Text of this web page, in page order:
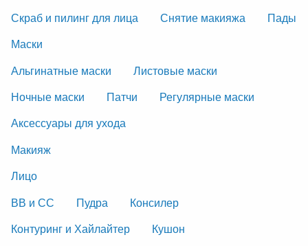
Скраб и пилинг для лица
Снятие макияжа
Пады
Маски
Альгинатные маски
Листовые маски
Ночные маски
Патчи
Регулярные маски
Аксессуары для ухода
Макияж
Лицо
ВВ и СС
Пудра
Консилер
Контуринг и Хайлайтер
Кушон